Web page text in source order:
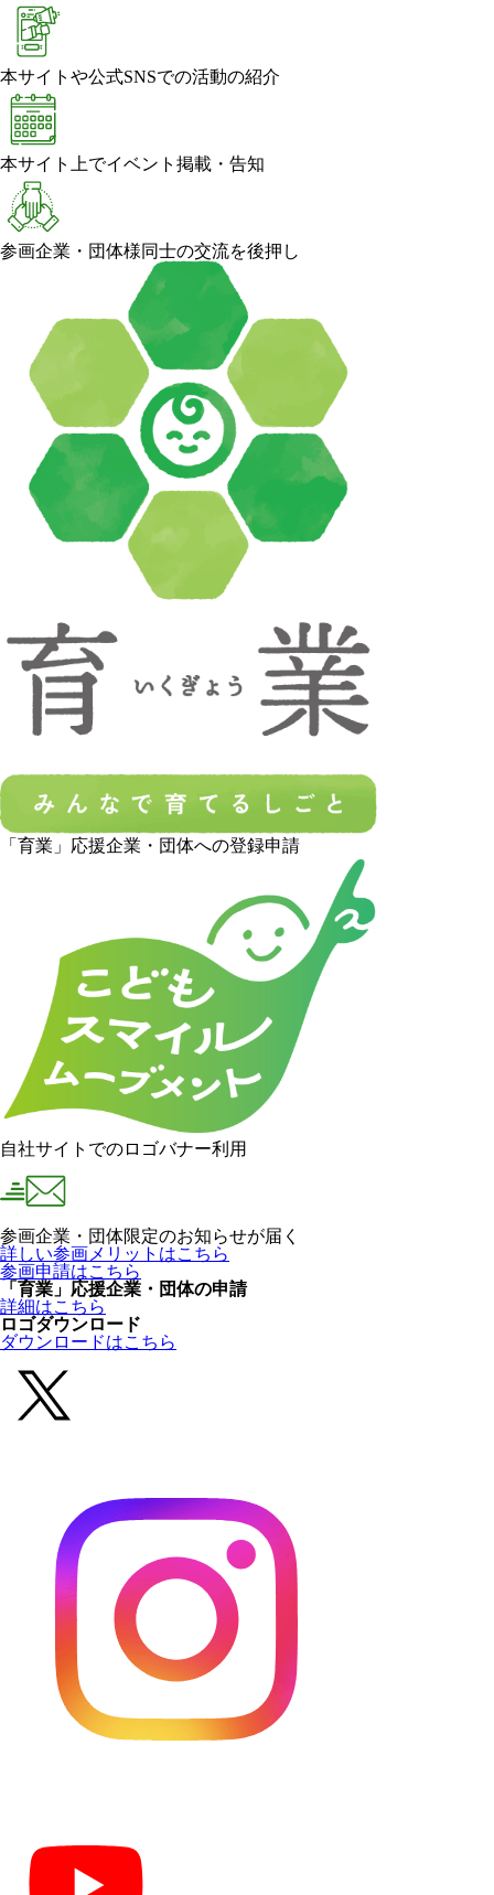
本サイトや公式SNSでの活動の紹介
本サイト上でイベント掲載・告知
参画企業・団体様同士の交流を後押し
「育業」応援企業・団体への登録申請
自社サイトでのロゴバナー利用
参画企業・団体限定のお知らせが届く
詳しい参画メリットはこちら
参画申請はこちら
「育業」応援企業・団体の申請
詳細はこちら
ロゴダウンロード
ダウンロードはこちら